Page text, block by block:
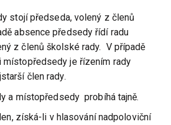
stojí předseda, volený z členů
absence předsedy řídí radu
z členů školské rady. V případě
je řízením rady
člen rady.
místopředsedy probíhá tajně.
získá-li v hlasování nadpoloviční